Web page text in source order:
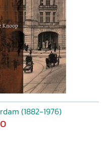
(1882-1976)